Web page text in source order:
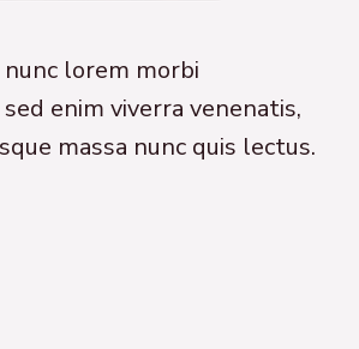
lorem morbi
enim viverra venenatis,
massa nunc quis lectus.